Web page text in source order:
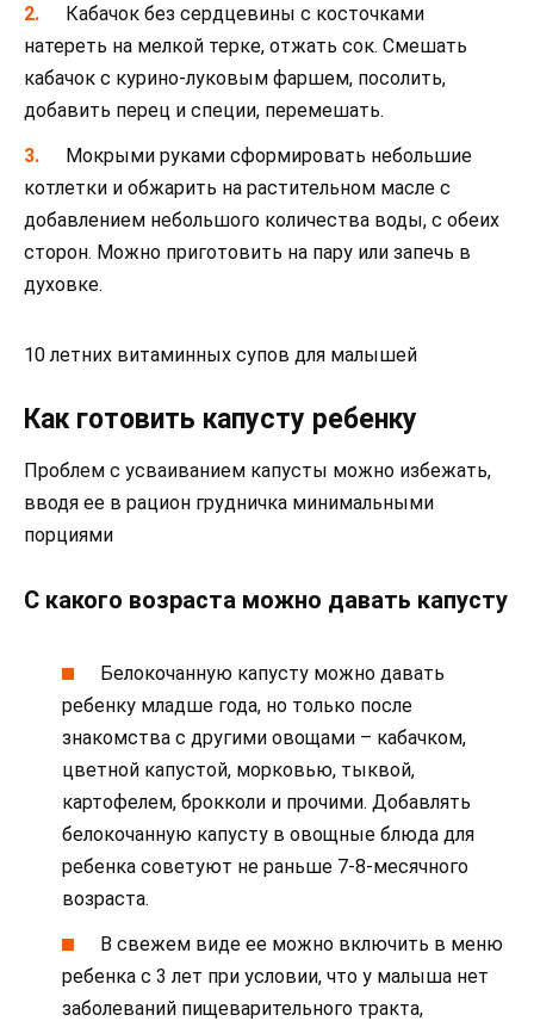
Кабачок без сердцевины с косточками
натереть на мелкой терке, отжать сок. Смешать
кабачок с курино-луковым фаршем, посолить,
добавить перец и специи, перемешать.
Мокрыми руками сформировать небольшие
котлетки и обжарить на растительном масле с
добавлением небольшого количества воды, с обеих
сторон. Можно приготовить на пару или запечь в
духовке.
10 летних витаминных супов для малышей
Как готовить капусту ребенку
Проблем с усваиванием капусты можно избежать,
вводя ее в рацион грудничка минимальными
порциями
С какого возраста можно давать капусту
Белокочанную капусту можно давать
ребенку младше года, но только после
знакомства с другими овощами – кабачком,
цветной капустой, морковью, тыквой,
картофелем, брокколи и прочими. Добавлять
белокочанную капусту в овощные блюда для
ребенка советуют не раньше 7-8-месячного
возраста.
В свежем виде ее можно включить в меню
ребенка с 3 лет при условии, что у малыша нет
заболеваний пищеварительного тракта,